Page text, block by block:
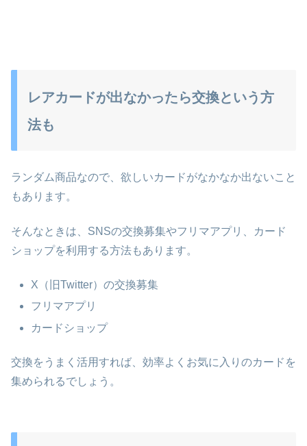
レアカードが出なかったら交換という方
法も
ランダム商品なので、欲しいカードがなかなか出ないこと
もあります。
そんなときは、SNSの交換募集やフリマアプリ、カード
ショップを利用する方法もあります。
X（旧Twitter）の交換募集
フリマアプリ
カードショップ
交換をうまく活用すれば、効率よくお気に入りのカードを
集められるでしょう。